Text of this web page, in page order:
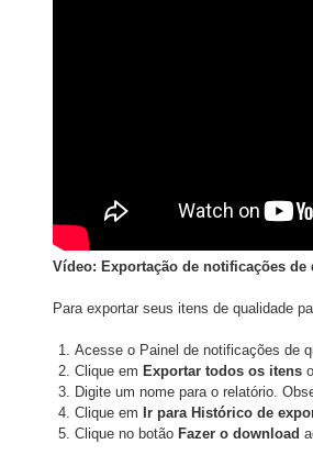
Vídeo: Exportação de notificações de
Para exportar seus itens de qualidade
Acesse o Painel de notificações de
Clique em Exportar todos os itens
Digite um nome para o relatório.
Clique em Ir para Histórico de
Clique no botão Fazer o download